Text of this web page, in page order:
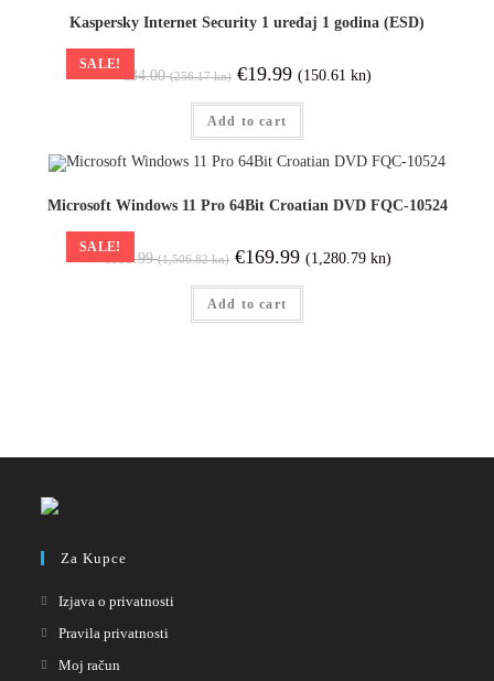
SALE!
Kaspersky Internet Security 1 uređaj 1 godina (ESD)
34.00 (256.17 kn) €19.99 (150.61 kn)
Add to cart
SALE!
Microsoft Windows 11 Pro 64Bit Croatian DVD FQC-10524
199.99 (1,506.82 kn) €169.99 (1,280.79 kn)
Add to cart
Za Kupce
Izjava o privatnosti
Pravila privatnosti
Moj račun